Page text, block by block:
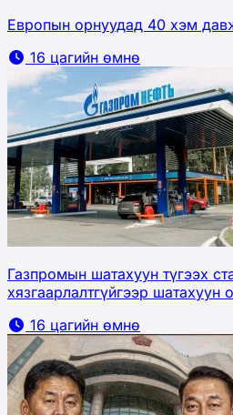
Европын орнуудад 40 хэм
16 цагийн өмнө
Газпромын шатахуун түгээх
хязгаарлалтгүйгээр шатахуун
16 цагийн өмнө